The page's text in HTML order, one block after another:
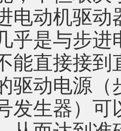
电动机驱
乎是与步
能直接接
驱动电源
发生器）